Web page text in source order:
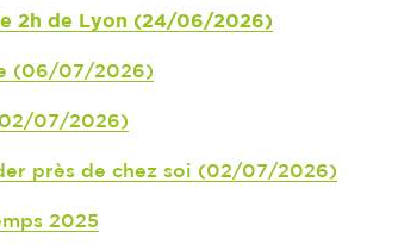
2h de Lyon (24/06/2026)
(06/07/2026)
02/07/2026)
près de chez soi (02/07/2026)
2025